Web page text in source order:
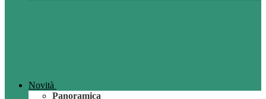
Novità
Panoramica